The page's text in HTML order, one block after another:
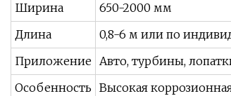
Ширина
650-2000 мм
Длина
0,8-6 м или по
Приложение Авто, турбины,
Особенность Высокая